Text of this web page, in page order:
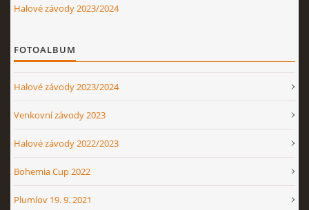
Halové závody 2023/2024
FOTOALBUM
Halové závody 2023/2024
Venkovní závody 2023
Halové závody 2022/2023
Bohemia Cup 2022
Plumlov 19. 9. 2021